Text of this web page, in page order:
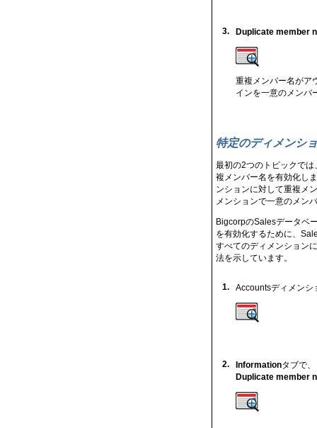
3. Duplicate member
重複メンバー名がア
インを一意のメンバ
特定のディメンシ
最初の2つのトピックで
複メンバー名を有効化し
ンションに対して重複メ
メンションで一意のメン
BigcorpのSalesデータベ
を有効化するために、
すべてのディメンション
法を示しています。
1. Accountsディメンシ
2. Informationタブで
Duplicate member